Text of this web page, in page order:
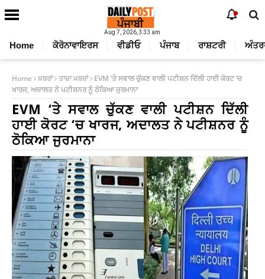
Aug 7, 2026, 3:33 am
Home ਕੋਰੋਨਾਵਾਇਰਸ ਵੀਡੀਓ ਪੰਜਾਬ ਰਾਸ਼ਟਰੀ
Home ਖ਼ਬਰਾਂ ਤਾਜ਼ਾ ਖ਼ਬਰਾਂ
EVM ‘ਤੇ ਸਵਾਲ ਚੁੱਕਣ ਵਾਲੀ ਪਟੀਸ਼ਨ ਦਿੱਲੀ ਹਾਈ ਕੋਰਟ ‘ਚ
ਖਾਰਜ, ਅਦਾਲਤ ਨੇ ਪਟੀਸ਼ਨਰ ਨੂੰ ਠੋਕਿਆ ਜੁਰਮਾਨਾ
EVM ‘ਤੇ ਸਵਾਲ ਚੁੱਕਣ ਵਾਲੀ ਪਟੀਸ਼ਨ ਦਿੱਲੀ
ਹਾਈ ਕੋਰਟ ‘ਚ ਖਾਰਜ, ਅਦਾਲਤ ਨੇ ਪਟੀਸ਼ਨਰ ਨੂੰ
ਠੋਕਿਆ ਜੁਰਮਾਨਾ